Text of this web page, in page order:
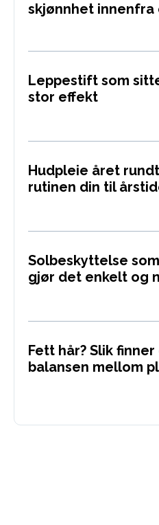
skjønnhet innenfra
Leppestift som
stor effekt
Hudpleie året
rutinen din til
Solbeskyttelse
gjør det enkelt og
Fett hår? Slik
balansen mellom